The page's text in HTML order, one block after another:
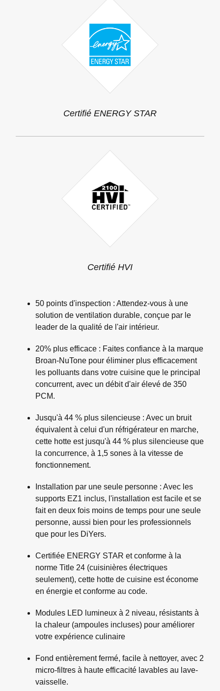
Certifié ENERGY STAR
Certifié HVI
50 points d'inspection : Attendez-vous à une
solution de ventilation durable, conçue par le
leader de la qualité de l'air intérieur.
20% plus efficace : Faites confiance à la marque
Broan-NuTone pour éliminer plus efficacement
les polluants dans votre cuisine que le principal
concurrent, avec un débit d'air élevé de 350
PCM.
Jusqu'à 44 % plus silencieuse : Avec un bruit
équivalent à celui d'un réfrigérateur en marche,
cette hotte est jusqu'à 44 % plus silencieuse que
la concurrence, à 1,5 sones à la vitesse de
fonctionnement.
Installation par une seule personne : Avec les
supports EZ1 inclus, l'installation est facile et se
fait en deux fois moins de temps pour une seule
personne, aussi bien pour les professionnels
que pour les DiYers.
Certifiée ENERGY STAR et conforme à la
norme Title 24 (cuisinières électriques
seulement), cette hotte de cuisine est économe
en énergie et conforme au code.
Modules LED lumineux à 2 niveau, résistants à
la chaleur (ampoules incluses) pour améliorer
votre expérience culinaire
Fond entièrement fermé, facile à nettoyer, avec 2
micro-filtres à haute efficacité lavables au lave-
vaisselle.